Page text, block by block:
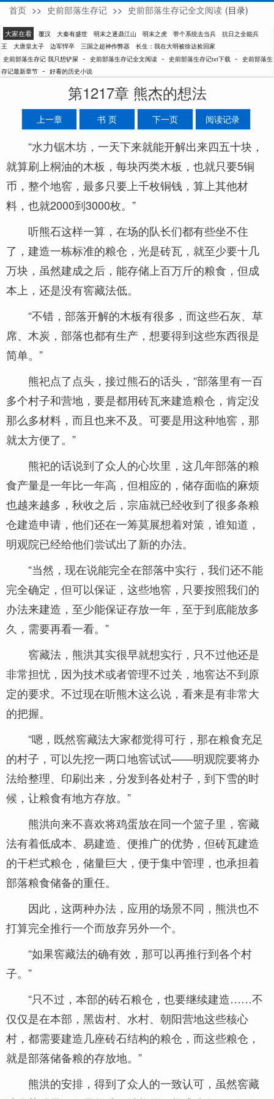
我只想铲屎
首页 >> 史前部落生存记 >> 史前部落生存记全文阅读 (目录)
大家在看 覆汉 大秦有盛世 明末之逐鼎江山 明末之虎 带个系统去当兵
抗日之全能兵
王
大唐皇太子 边军悍卒 三国之超神作弊器
长生：我在大明被徐达捡回家
史前部落生存记 我只想铲屎 - 史前部落生存记全文阅读 - 史前部落生存记txt下载 -
史前部落生
存记最新章节 - 好看的历史小说
第1217章 熊杰的想法
上一章 书 页 下一页 阅读记录
“水力锯木坊，一天下来就能开解出来四五十块，
就算刷上桐油的木板，每块丙类木板，也就只要5铜
币，整个地窖，最多只要上千枚铜钱，算上其他材
料，也就2000到3000枚。”
听熊石这样一算，在场的队长们都有些坐不住
了，建造一栋标准的粮仓，光是砖瓦，就至少要十几
万块，虽然建成之后，能存储上百万斤的粮食，但成
本上，还是没有窖藏法低。
“不错，部落开解的木板有很多，而这些石灰、草
席、木炭，部落也都有生产，想要得到这些东西很是
简单。”
熊祀点了点头，接过熊石的话头，“部落里有一百
多个村子和营地，要是都用砖瓦来建造粮仓，肯定没
那么多材料，而且也来不及。可要是用这种地窖，那
就太方便了。”
熊祀的话说到了众人的心坎里，这几年部落的粮
食产量是一年比一年高，但相应的，储存面临的麻烦
也越来越多，秋收之后，宗庙就已经收到了很多条粮
仓建造申请，他们还在一筹莫展想着对策，谁知道，
明观院已经给他们尝试出了新的办法。
“当然，现在说能完全在部落中实行，我们还不能
完全确定，但可以保证，这些地窖，只要按照我们的
办法来建造，至少能保证存放一年，至于到底能放多
久，需要再看一看。”
窖藏法，熊洪其实很早就想实行，只不过他还是
非常担忧，因为技术或者管理不过关，地窖达不到原
定的要求。不过现在听熊木这么说，看来是有非常大
的把握。
“嗯，既然窖藏法大家都觉得可行，那在粮食充足
的村子，可以先挖一两口地窖试试——明观院要将办
法给整理、印刷出来，分发到各处村子，到下雪的时
候，让粮食有地方存放。”
熊洪向来不喜欢将鸡蛋放在同一个篮子里，窖藏
法有着低成本、易建造、便推广的优势，但砖瓦建造
的干栏式粮仓，储量巨大，便于集中管理，也承担着
部落粮食储备的重任。
因此，这两种办法，应用的场景不同，熊洪也不
打算完全推行一个而放弃另外一个。
“如果窖藏法的确有效，那可以再推行到各个村
子。”
“只不过，本部的砖石粮仓，也要继续建造……不
仅仅是在本部，黑齿村、水村、朝阳营地这些核心
村，都需要建造几座砖石结构的粮仓，而这些粮仓，
就是部落储备粮的存放地。”
熊洪的安排，得到了众人的一致认可，虽然窖藏